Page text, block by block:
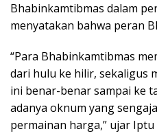
Bhabinkamtibmas dalam
menyatakan bahwa peran
“Para Bhabinkamtibmas
dari hulu ke hilir, sekaligus
ini benar-benar sampai ke
adanya oknum yang
permainan harga,” ujar Iptu